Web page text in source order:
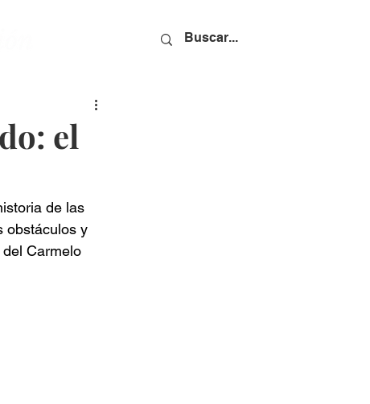
el
de las
obstáculos y
Carmelo